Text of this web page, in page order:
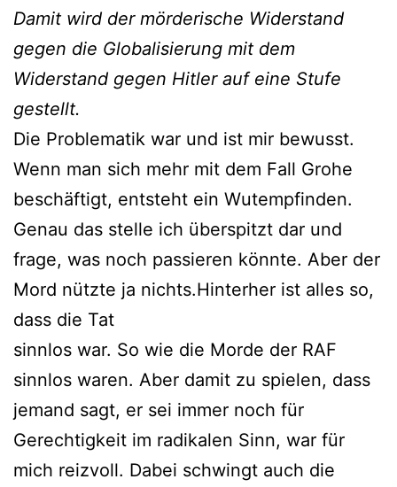
Damit wird der mörderische Widerstand
gegen die Globalisierung mit dem
Widerstand gegen Hitler auf eine Stufe
gestellt.
Die Problematik war und ist mir bewusst.
Wenn man sich mehr mit dem Fall Grohe
beschäftigt, entsteht ein Wutempfinden.
Genau das stelle ich überspitzt dar und
frage, was noch passieren könnte. Aber der
Mord nützte ja nichts.Hinterher ist alles so,
dass die Tat
sinnlos war. So wie die Morde der RAF
sinnlos waren. Aber damit zu spielen, dass
jemand sagt, er sei immer noch für
Gerechtigkeit im radikalen Sinn, war für
mich reizvoll. Dabei schwingt auch die